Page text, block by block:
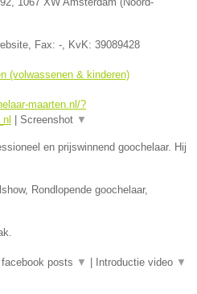
, Fax: -, KvK: 39089428
(volwassenen & kinderen)
maarten.nl/?
Screenshot ▼
en prijswinnend goochelaar. Hij
Rondlopende goochelaar,
posts ▼ Introductie video ▼